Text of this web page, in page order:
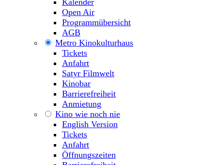
Open Air
Programmübersicht
AGB
Metro Kinokulturhaus
Tickets
Anfahrt
Satyr Filmwelt
Kinobar
Barrierefreiheit
Anmietung
Kino wie noch nie
English Version
Tickets
Anfahrt
Öffnungszeiten